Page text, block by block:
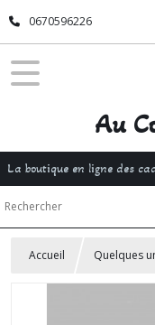
0670596226
Au
La boutique en ligne des
Accueil Quelques